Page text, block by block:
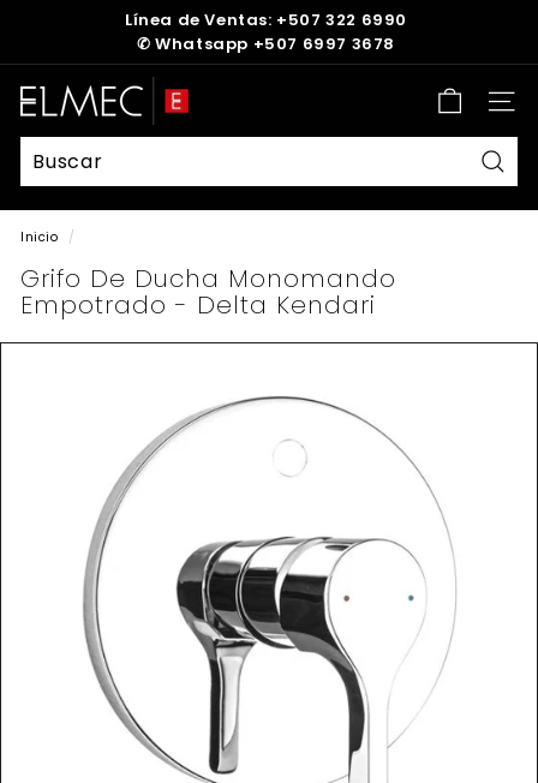
diapositivas
pausa
Línea de Ventas: +507 322 6990
✆ Whatsapp +507 6997 3678
E
L
M
E
C
Inicio /
Grifo De Ducha Monomando
Empotrado - Delta Kendari